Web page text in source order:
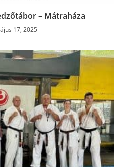
– Mátraháza
17, 2025